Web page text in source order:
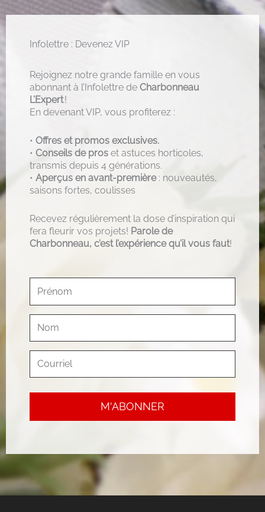
Infolettre : Devenez VIP
Rejoignez notre grande famille en vous
abonnant à l’Infolettre de Charbonneau
L’Expert!
En devenant VIP, vous profiterez :
• Offres et promos exclusives.
• Conseils de pros et astuces horticoles,
transmis depuis 4 générations.
• Aperçus en avant-première: nouveautés,
saisons fortes, coulisses
Recevez régulièrement la dose d’inspiration qui
fera fleurir vos projets! Parole de
Charbonneau, c’est l’expérience qu’il vous faut!